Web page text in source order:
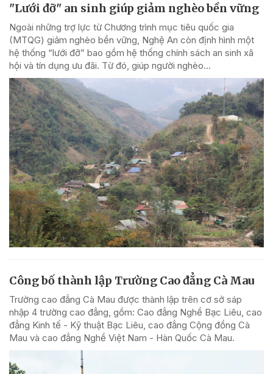
"Lưới đỡ" an sinh giúp giảm nghèo bền vững
Ngoài những trợ lực từ Chương trình mục tiêu quốc gia
(MTQG) giảm nghèo bền vững, Nghệ An còn định hình một
hệ thống “lưới đỡ” bao gồm hệ thống chính sách an sinh xã
hội và tín dụng ưu đãi. Từ đó, giúp người nghèo...
Công bố thành lập Trường Cao đẳng Cà Mau
Trường cao đẳng Cà Mau được thành lập trên cơ sở sáp
nhập 4 trường cao đẳng, gồm: Cao đẳng Nghề Bạc Liêu, cao
đẳng Kinh tế - Kỹ thuật Bạc Liêu, cao đẳng Cộng đồng Cà
Mau và cao đẳng Nghề Việt Nam - Hàn Quốc Cà Mau.